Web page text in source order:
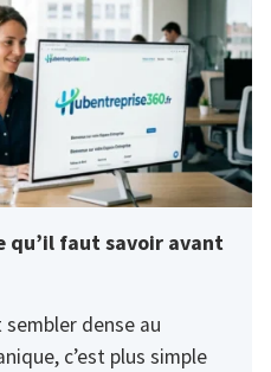
qu’il faut savoir avant
dense au
c’est plus simple